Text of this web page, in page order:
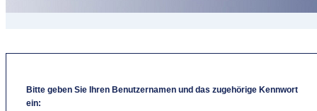
Bitte geben Sie Ihren Benutzernamen und das zugehörige Kennwort
ein: